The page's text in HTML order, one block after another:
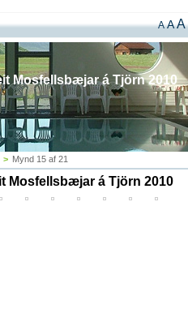
A AA
> Mynd 15 af 21
Mosfellsbæjar á Tjörn 2010
Mosfellsbæjar á Tjörn 2010